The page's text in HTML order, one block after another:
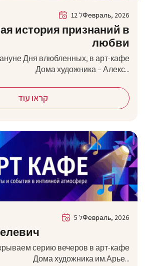
12 לФевраль, 2026
история признаний в
любви
Дня влюбленных, в арт-кафе
Дома художника – Алекс...
קראו עוד
5 לФевраль, 2026
серию вечеров в арт-кафе
Дома художника им.Арье...